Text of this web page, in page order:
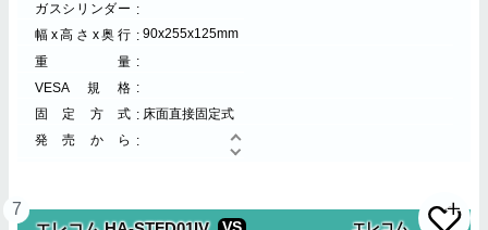
ガスシリンダー
幅x高さx奥行
90x255x125mm
重量
VESA規格
固定方式
床面直接固定式
発売から
7